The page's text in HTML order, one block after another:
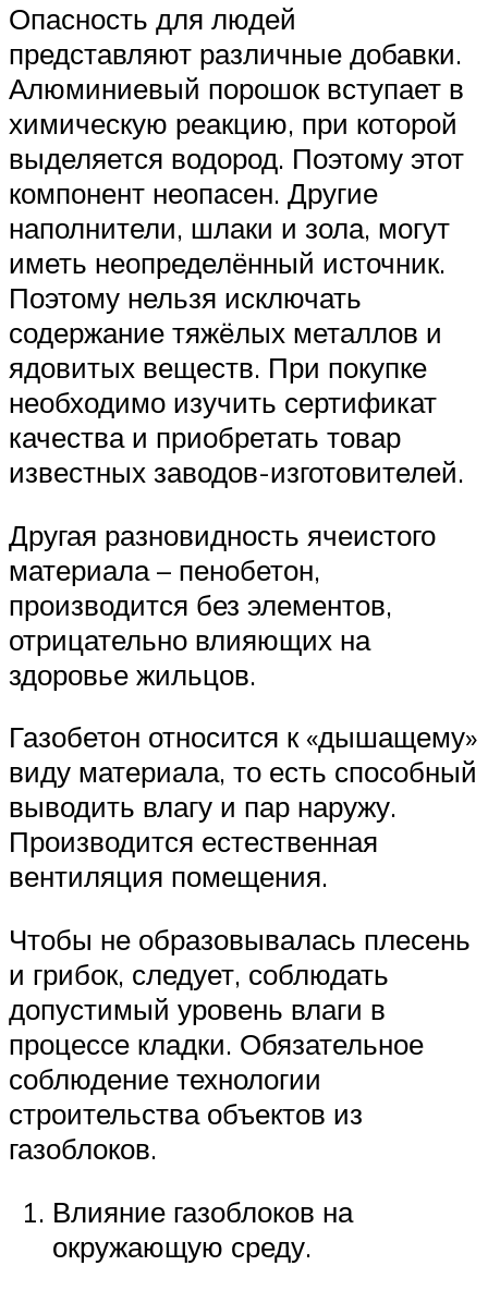
Опасность для людей
представляют различные добавки.
Алюминиевый порошок вступает в
химическую реакцию, при которой
выделяется водород. Поэтому этот
компонент неопасен. Другие
наполнители, шлаки и зола, могут
иметь неопределённый источник.
Поэтому нельзя исключать
содержание тяжёлых металлов и
ядовитых веществ. При покупке
необходимо изучить сертификат
качества и приобретать товар
известных заводов-изготовителей.
Другая разновидность ячеистого
материала – пенобетон,
производится без элементов,
отрицательно влияющих на
здоровье жильцов.
Газобетон относится к «дышащему»
виду материала, то есть способный
выводить влагу и пар наружу.
Производится естественная
вентиляция помещения.
Чтобы не образовывалась плесень
и грибок, следует, соблюдать
допустимый уровень влаги в
процессе кладки. Обязательное
соблюдение технологии
строительства объектов из
газоблоков.
Влияние газоблоков на
окружающую среду.